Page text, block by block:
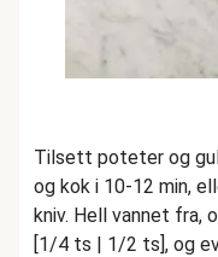
Tilsett poteter og
og kok i 10-12 min,
kniv. Hell vannet fra,
[1/4 ts | 1/2 ts], og